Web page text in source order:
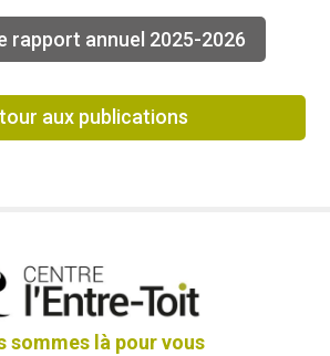
rapport annuel 2025-2026
aux publications
sommes là pour vous